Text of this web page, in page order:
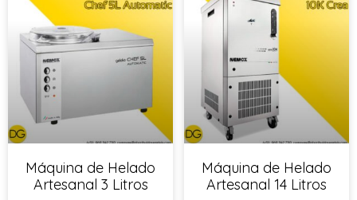
Máquina de Helado
Artesanal 3 Litros
Máquina de Helado
Artesanal 14 Litros